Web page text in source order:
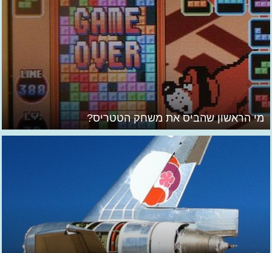
מי הראשון שהביס את משחק הטטריס?